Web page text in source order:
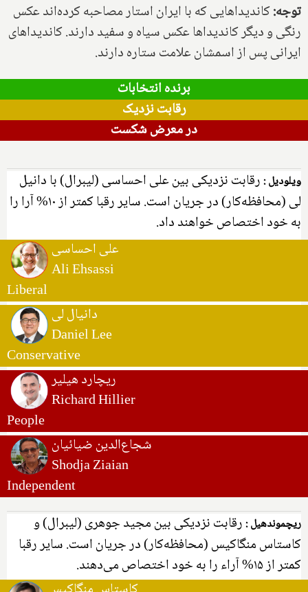
توجه:کاندیداهایی که با ایران استار مصاحبه کرده‌اند عکس
رنگی و دیگر کاندیداها عکس سیاه‌ و سفید دارند. کاندیداهای
ایرانی پس از اسمشان علامت ستاره دارند.
برنده انتخابات
رقابت نزدیک
در معرض شکست
ویلودیل :رقابت نزدیکی بین علی احساسی (لیبرال) با دانیل
لی (محافظه‌کار) در جریان است. سایر رقبا کمتر از ۱۰% آرا را
به خود اختصاص خواهند داد.
علی احساسی
Ali Ehsassi
Liberal
دانیال لی
Daniel Lee
Conservative
ریچارد هیلیر
Richard Hillier
People
شجاع‌الدین ضیائیان
Shodja Ziaian
Independent
ریچموندهیل :رقابت نزدیکی بین مجید جوهری (لیبرال) و
کاستاس منگاکیس (محافظه‌کار) در جریان است. سایر رقبا
کمتر از ۱۵% آراء را به خود اختصاص می‌دهند.